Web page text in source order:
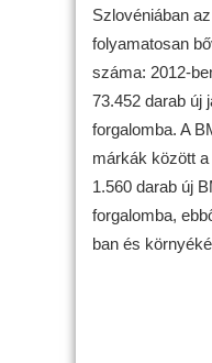
Szlovéniában
folyamatosan
száma: 2012-
73.452 darab új
forgalomba. A
márkák között
1.560 darab új
forgalomba,
ban és